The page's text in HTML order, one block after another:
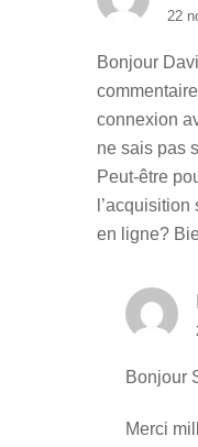
22
Bonjour
connexion
ne sais pas
Peut-être
en ligne?
Bonjour
Merci